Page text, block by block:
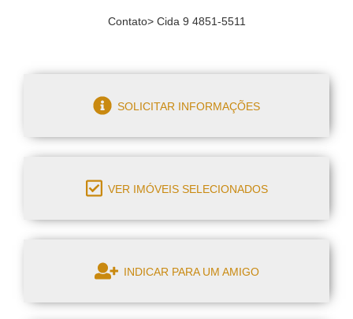
Contato> Cida 9 4851-5511
SOLICITAR INFORMAÇÕES
VER IMÓVEIS SELECIONADOS
INDICAR PARA UM AMIGO